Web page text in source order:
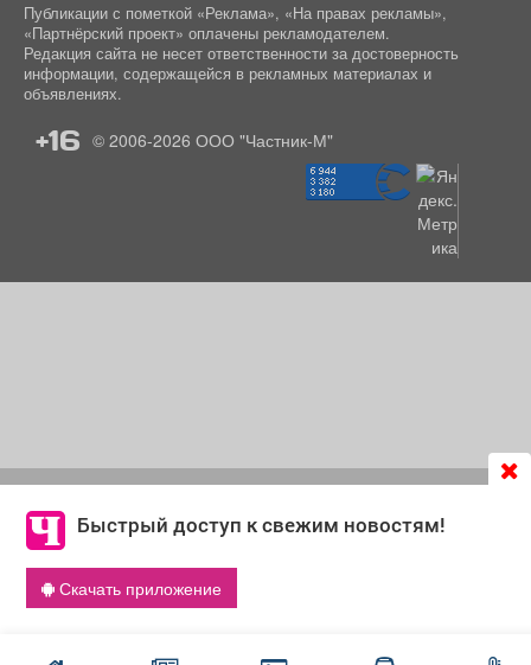
Быстрый доступ к свежим новостям!
Скачать приложение
согласие на обработку файлов cookie, которые
обеспечивают корректную работу сайта и сбора
информации для улучшения качества сервисов.
Что такое cookie
Публикации с пометкой «Реклама», «На правах рекламы»,
«Партнёрский проект» оплачены рекламодателем.
Редакция сайта не несет ответственности за достоверность
информации, содержащейся в рекламных материалах и
объявлениях.
+16 © 2006-2026 ООО "Частник-М"